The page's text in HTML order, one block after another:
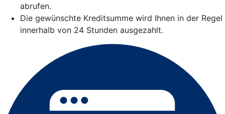
abrufen.
Die gewünschte Kreditsumme wird Ihnen in der Regel
innerhalb von 24 Stunden ausgezahlt.